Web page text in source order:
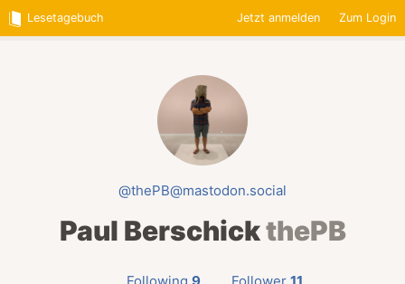
Lesetagebuch Jetzt anmelden Zum Login
@thePB@mastodon.social
Paul BerschickthePB